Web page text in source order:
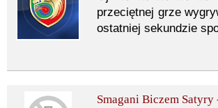
przeciętnej grze
ostatniej sekundzie
Smagani Biczem Satyry